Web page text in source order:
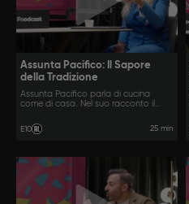
Assunta Pacifico: Il Sapore
della Tradizione
Assunta Pacifico parla di cucina
come di casa. Nel suo racconto il
d’amore, un modo per tenere vivi i
ricordi e la propria identità.
E10 25 min